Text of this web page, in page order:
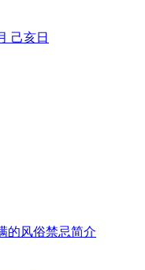
己亥日
的风俗禁忌简介